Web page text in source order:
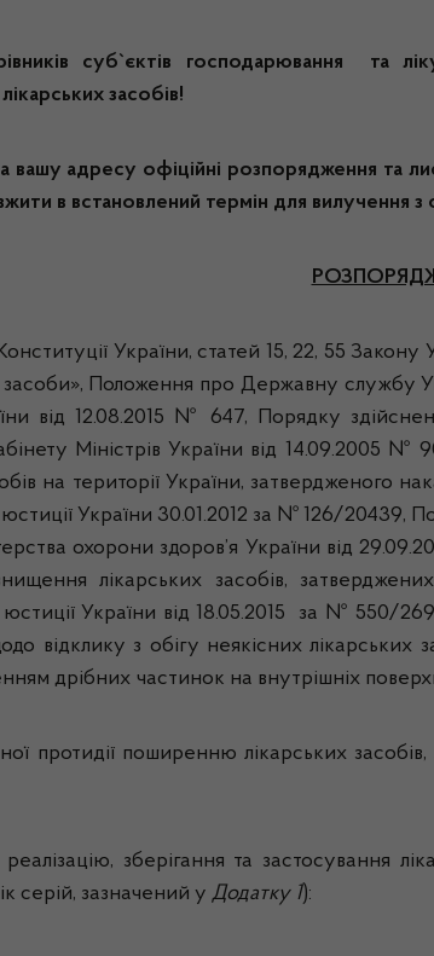
суб`єктів господарювання та
засобів!
вашу адресу офіційні розпорядження та
в встановлений термін для вилучення з
України, статей 15, 22, 55
засоби», Положення про Державну службу
від 12.08.2015 № 647, Порядку
Міністрів України від 14.09.2005
на території України, затвердженого
України 30.01.2012 за № 126/20439,
охорони здоров’я України від
знищення лікарських засобів,
юстиції України від 18.05.2015 за № 550/
відклику з обігу неякісних лікарських
дрібних частинок на внутрішніх
протидії поширенню лікарських
реалізацію, зберігання та застосування
серій, зазначений у Додатку 1):